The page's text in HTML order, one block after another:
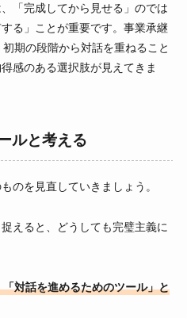
「完成してから見せる」のでは
る」ことが重要です。事業承継
期の段階から対話を重ねること
感のある選択肢が見えてきま
ルと考える
のを見直していきましょう。
えると、どうしても完璧主義に
対話を進めるためのツール」と